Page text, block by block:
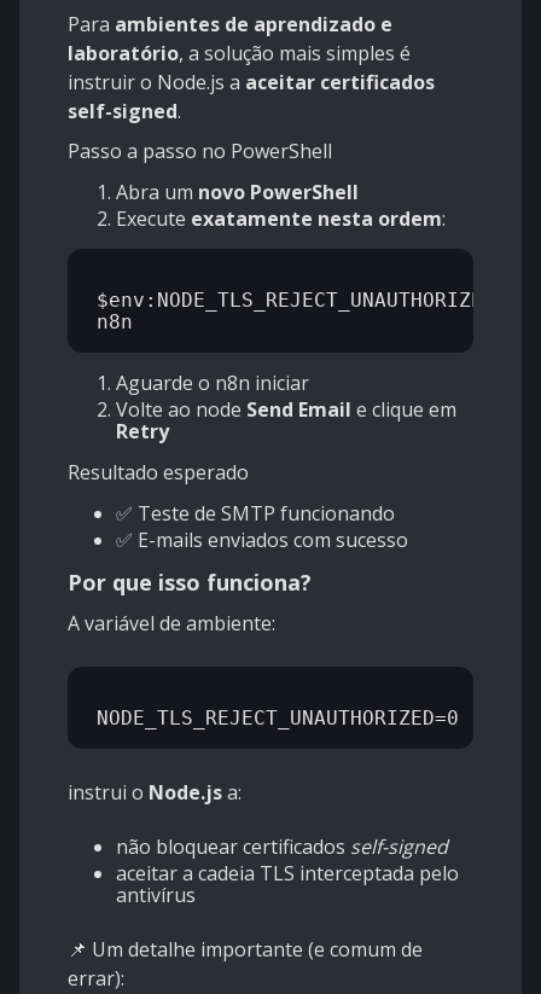
Para ambientes de aprendizado e
laboratório, a solução mais simples é
instruir o Node.js a aceitar certificados
self-signed.
Passo a passo no PowerShell
Abra um novo PowerShell
Execute exatamente nesta ordem:
Aguarde o n8n iniciar
Volte ao node Send Email e clique em
Retry
Resultado esperado
✅ Teste de SMTP funcionando
✅ E-mails enviados com sucesso
Por que isso funciona?
A variável de ambiente:
instrui o Node.jsa:
não bloquear certificados self-signed
aceitar a cadeia TLS interceptada pelo
antivírus
📌 Um detalhe importante (e comum de
errar):